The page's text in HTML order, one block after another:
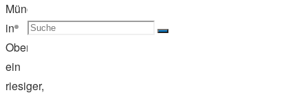
Suche
Suchen
Suche
München
in
Oberschleißheim:
ein
riesiger,